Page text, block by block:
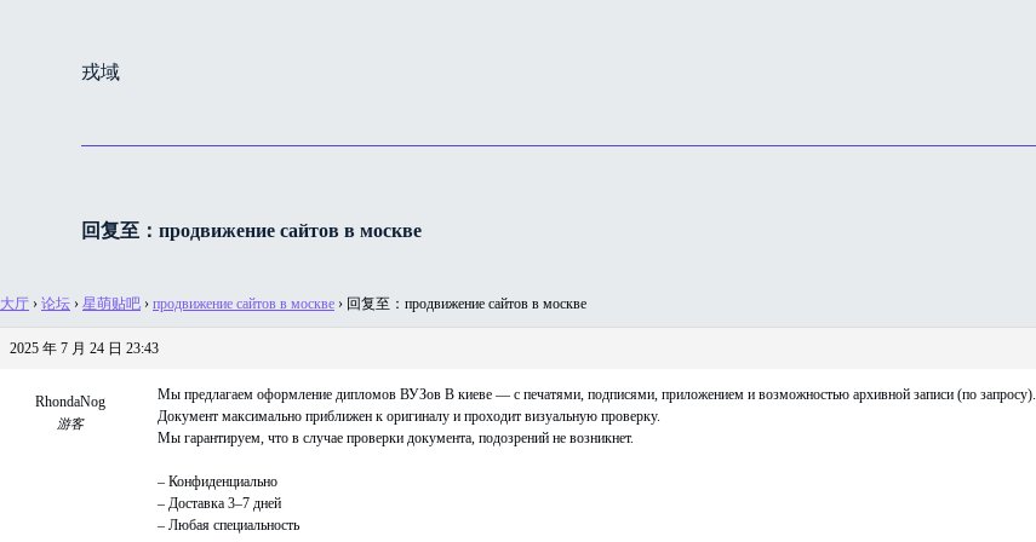
戎域
回复至：продвижение сайтов в москве
大厅 › 论坛 › 星萌贴吧 › продвижение сайтов в москве › 回复至：продвижение сайтов в москве
2025 年 7 月 24 日 23:43
RhondaNog
游客
Мы предлагаем оформление дипломов ВУЗов В киеве — с печатями, подписями, приложением и возможностью архивной записи (по запросу).
Документ максимально приближен к оригиналу и проходит визуальную проверку.
Мы гарантируем, что в случае проверки документа, подозрений не возникнет.
– Конфиденциально
– Доставка 3–7 дней
– Любая специальность